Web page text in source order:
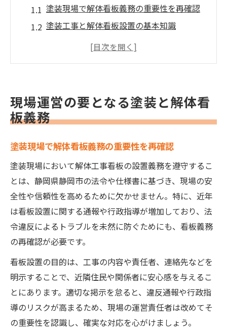
塗装現場で解体看板義務の重要性を再確認
塗装工事と解体看板設置の基本知識
解体工事看板義務が塗装現場にもたらす影
解体工事で看板設置が求められる理由とは
塗装現場で解体工事看板が必須な理由
塗装工事における看板設置義務の背景解説
解体工事の安全確保と塗装現場の信頼性
塗装現場で近隣トラブルを防ぐ看板効果
塗装管理者が知っておくべき義務の根拠
静岡市の仕様書を守る塗装現場の心得
塗装現場で静岡市仕様書を遵守する方法
塗装と解体工事看板の様式確認ポイント
静岡市建設工事共通仕様書を生かす塗装現
場
塗装現場に必要な看板様式と作成の流れ
塗装工事で仕様書違反を防ぐチェックリス
ト
現場運営の要となる塗装と解体看
板義務
塗装現場で解体看板義務の重要性を再確認
塗装現場において解体工事看板の設置義務を遵守するこ
とは、静岡県静岡市の法令や仕様書に基づき、現場の安
全性や信頼性を高めるために欠かせません。特に、近年
は看板設置に関する通報や行政指導が増加しており、法
令違反によるトラブルを未然に防ぐためにも、看板義務
の再確認が必要です。
看板設置の目的は、工事の内容や責任者、連絡先などを
明示することで、近隣住民や関係者に安心感を与えるこ
とにあります。適切な掲示を怠ると、違反通報や行政指
導のリスクが高まるため、現場の運営責任者は改めてそ
の重要性を認識し、確実な対応を心がけましょう。